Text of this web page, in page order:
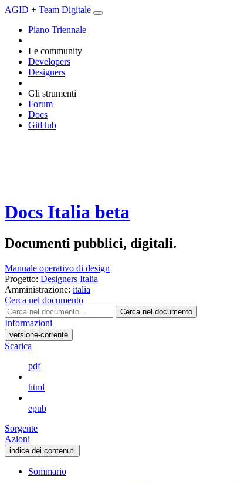
AGID + Team Digitale
Piano Triennale
Le community
Developers
Designers
Gli strumenti
Forum
Docs
GitHub
Docs Italia beta
Documenti pubblici, digitali.
Manuale operativo di design
Progetto: Designers Italia
Amministrazione: italia
Cerca nel documento
Cerca nel documento
Informazioni
versione-corrente
Scarica
pdf
html
epub
Sorgente
Azioni
indice dei contenuti
Sommario